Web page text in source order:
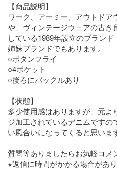
【商品説明】
ワーク、アーミー、アウトドア
や、ヴィンテージウェアの古き
している1989年設立のブラン
姉妹ブランドでもあります。
○ボタンフライ
○4ポケット
○後ろにバックルあり
【状態】
多少使用感はありますが、元よ
ジ加工されているデニムですの
い風合いになってくると思います
質問等ありましたらお気軽コメ
※返信に時間がかかる場合があり